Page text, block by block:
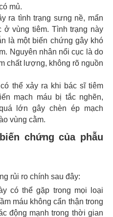
mủ.
ra tình trạng sưng nề, mẩn
ở vùng tiêm. Tình trạng này
là một biến chứng gây khó
Nguyên nhân nổi cục là do
chất lượng, không rõ nguồn
thể xảy ra khi bác sĩ tiêm
mạch máu bị tắc nghẽn,
lớn gây chèn ép mạch
vùng cằm.
chứng của phẫu
rủi ro chính sau đây:
có thể gặp trong mọi loại
máu không cẩn thận trong
động mạnh trong thời gian